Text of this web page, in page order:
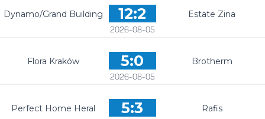
Dynamo/Grand Building 12:2
2026-08-05
Estate Zina
Flora Kraków 5:0
2026-08-05
Brotherm
Perfect Home Heral 5:3 Rafis